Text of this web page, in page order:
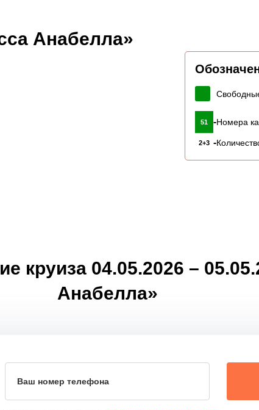
Анабелла»
51 -Номера
2+3 -
круиза 04.05.2026 –
Анабелла»
Ваш номер телефона